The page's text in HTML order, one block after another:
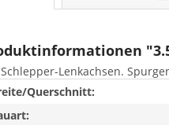
Lenkachsen.
Querschnitt: